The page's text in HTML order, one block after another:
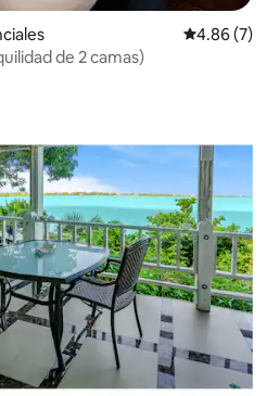
Calificación
4.86 (7)
de 2 camas)